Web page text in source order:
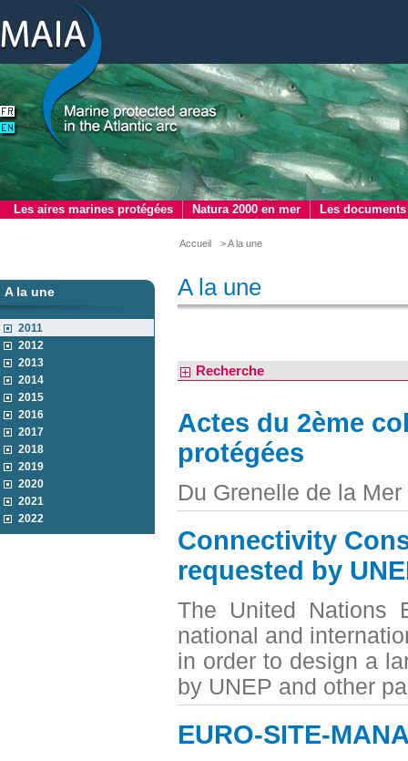
Les aires marines protégées Natura 2000 en mer Les documents
Accueil > A la une
A la une
2011
2012
2013
2014
2015
2016
2017
2018
2019
2020
2021
2022
A la une
Recherche
Actes du 2ème
protégées
Du Grenelle de la
Connectivity
requested by
The United Nations
national and
in order to design a
by UNEP and other
EURO-SITE-